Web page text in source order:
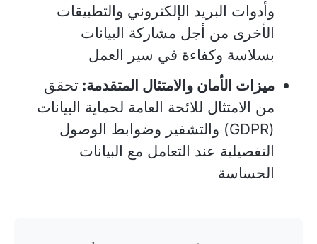
وأدوات البريد الإلكتروني والتطبيقات
الأخرى من أجل مشاركة البيانات
بسلاسة وكفاءة في سير العمل
ميزات الأمان والامتثال المتقدمة: تحقق
من الامتثال للائحة العامة لحماية البيانات
(GDPR) والتشفير وضوابط الوصول
التفصيلية عند التعامل مع البيانات
الحساسة